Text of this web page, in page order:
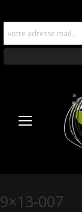
9×13-007